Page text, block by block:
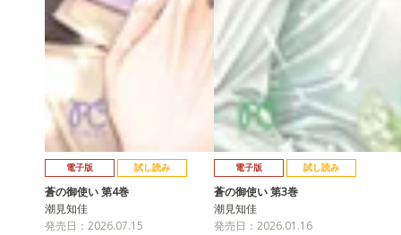
電子版 試し読み
蒼の御使い 第4巻
潮見知佳
発売日：2026.07.15
電子版 試し読み
蒼の御使い 第3巻
潮見知佳
発売日：2026.01.16